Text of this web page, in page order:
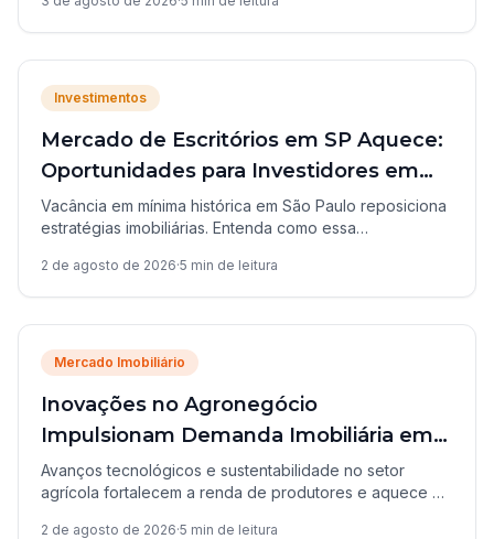
saber.
Investimentos
Mercado de Escritórios em SP Aquece:
Oportunidades para Investidores em
Campo Grande
Vacância em mínima histórica em São Paulo reposiciona
estratégias imobiliárias. Entenda como essa
rentabilidade para investidores em cidades médias
como Campo Grande, MS.
2 de agosto de 2026·5 min de leitura
Mercado Imobiliário
Inovações no Agronegócio
Impulsionam Demanda Imobiliária em
MS
Avanços tecnológicos e sustentabilidade no setor
agrícola fortalecem a renda de produtores e aquece o
2 de agosto de 2026·5 min de leitura